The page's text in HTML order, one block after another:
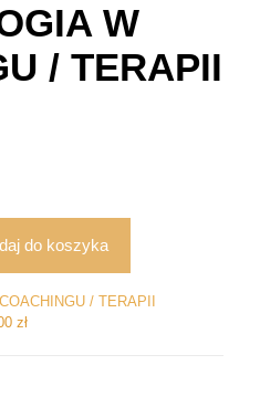
W
/ TERAPII
do koszyka
/ TERAPII
zł